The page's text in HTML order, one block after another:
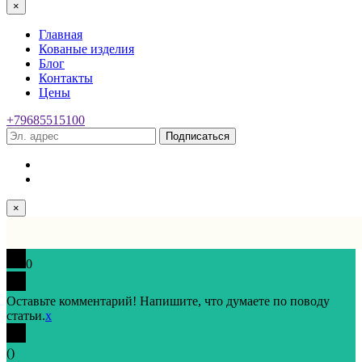
×
Главная
Кованые изделия
Блог
Контакты
Цены
+79685515100
Подписаться
×
0
Оставьте комментарий! Напишите, что думаете по поводу
статьи.x
()